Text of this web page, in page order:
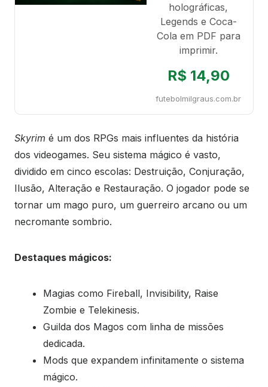
holográficas,
Legends e Coca-
Cola em PDF para
imprimir.
R$ 14,90
futebolmilgraus.com.br
Skyrim é um dos RPGs mais influentes da história
dos videogames. Seu sistema mágico é vasto,
dividido em cinco escolas: Destruição, Conjuração,
Ilusão, Alteração e Restauração. O jogador pode se
tornar um mago puro, um guerreiro arcano ou um
necromante sombrio.
Destaques mágicos:
Magias como Fireball, Invisibility, Raise
Zombie e Telekinesis.
Guilda dos Magos com linha de missões
dedicada.
Mods que expandem infinitamente o sistema
mágico.